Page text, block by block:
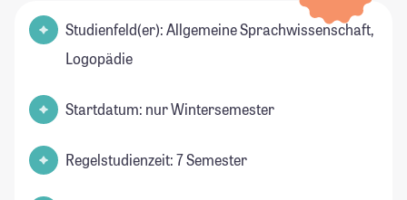
Studienfeld(er): Allgemeine Sprachwissenschaft,
Logopädie
Startdatum: nur Wintersemester
Regelstudienzeit: 7 Semester